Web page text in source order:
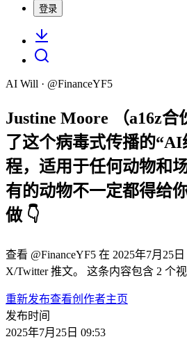
登录
AI Will · @FinanceYF5
Justine Moore （a16z
了这个病毒式传播的“AI
程，适用于任何动物和
有的动物不一定都得给
做 👇
查看 @FinanceYF5 在 2025年7月25
X/Twitter 推文。 这条内容包含 2 个视
重新发布查看创作者主页
发布时间
2025年7月25日 09:53